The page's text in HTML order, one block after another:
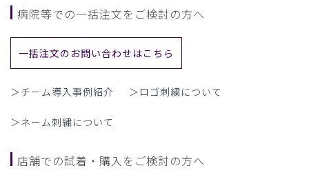
病院等での一括注文をご検討の方へ
一括注文のお問い合わせはこちら
＞チーム導入事例紹介 ＞ロゴ刺繍について
＞ネーム刺繍について
店舗での試着・購入をご検討の方へ